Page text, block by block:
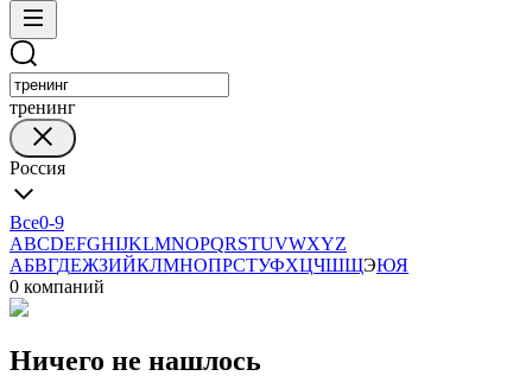
тренинг
Россия
Все0-9
ABCDEFGHIJKLMNOPQRSTUVWXYZ
АБВГДЕЖЗИЙКЛМНОПРСТУФХЦЧШЩЭЮЯ
0 компаний
Ничего не нашлось